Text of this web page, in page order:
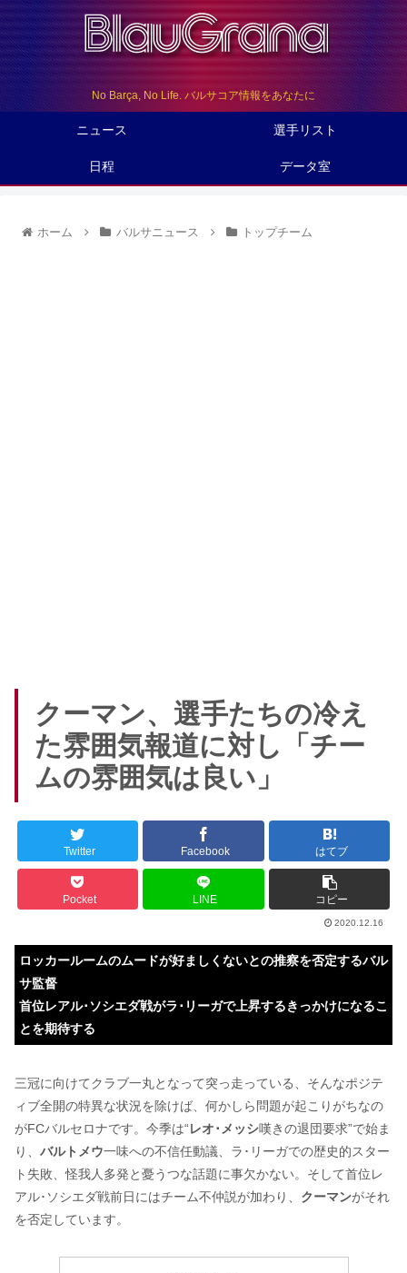
No Barça, No Life. バルサコア情報をあなたに
ニュース 選手リスト
日程 データ室
ホーム バルサニュース トップチーム
クーマン、選手たちの冷え
た雰囲気報道に対し「チー
ムの雰囲気は良い」
Twitter Facebook はてブ
Pocket LINE コピー
2020.12.16
ロッカールームのムードが好ましくないとの推察を否定するバル
サ監督
首位レアル･ソシエダ戦がラ･リーガで上昇するきっかけになるこ
とを期待する
三冠に向けてクラブ一丸となって突っ走っている、そんなポジテ
ィブ全開の特異な状況を除けば、何かしら問題が起こりがちなの
がFCバルセロナです。今季は“レオ･メッシ嘆きの退団要求”で始ま
り、 バルトメウ一味への不信任動議、ラ･リーガでの歴史的スター
ト失敗、怪我人多発と憂うつな話題に事欠かない。そして首位レ
アル･ソシエダ戦前日にはチーム不仲説が加わり、 クーマンがそれ
を否定しています。